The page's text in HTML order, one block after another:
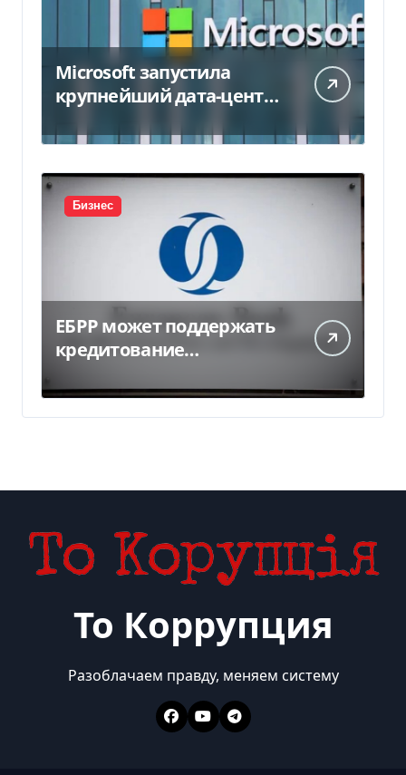
Microsoft запустила
крупнейший дата-центр
миллиарда
Бизнес
ЕБРР может поддержать
кредитование
300 млн евро — Delo.ua
То Коррупция
Разоблачаем правду, меняем систему